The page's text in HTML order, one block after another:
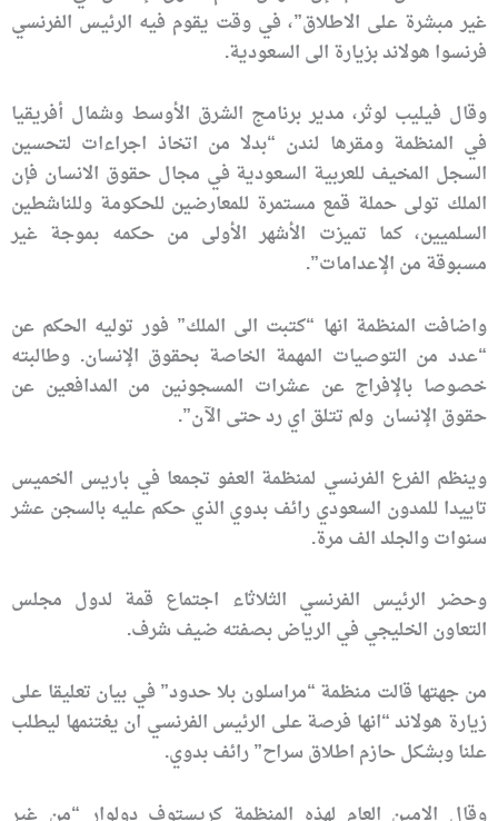
غير مبشرة على الاطلاق”، في وقت يقوم فيه الرئيس الفرنسي
فرنسوا هولاند بزيارة الى السعودية.
وقال فيليب لوثر، مدير برنامج الشرق الأوسط وشمال أفريقيا
في المنظمة ومقرها لندن “بدلا من اتخاذ اجراءات لتحسين
السجل المخيف للعربية السعودية في مجال حقوق الانسان فإن
الملك تولى حملة قمع مستمرة للمعارضين للحكومة وللناشطين
السلميين، كما تميزت الأشهر الأولى من حكمه بموجة غير
مسبوقة من الإعدامات”.
واضافت المنظمة انها “كتبت الى الملك” فور توليه الحكم عن
“عدد من التوصيات المهمة الخاصة بحقوق الإنسان. وطالبته
خصوصا بالإفراج عن عشرات المسجونين من المدافعين عن
حقوق الإنسان ولم تتلق اي رد حتى الآن”.
وينظم الفرع الفرنسي لمنظمة العفو تجمعا في باريس الخميس
تاييدا للمدون السعودي رائف بدوي الذي حكم عليه بالسجن عشر
سنوات والجلد الف مرة.
وحضر الرئيس الفرنسي الثلاثاء اجتماع قمة لدول مجلس
التعاون الخليجي في الرياض بصفته ضيف شرف.
من جهتها قالت منظمة “مراسلون بلا حدود” في بيان تعليقا على
زيارة هولاند “انها فرصة على الرئيس الفرنسي ان يغتنمها ليطلب
علنا وبشكل حازم اطلاق سراح” رائف بدوي.